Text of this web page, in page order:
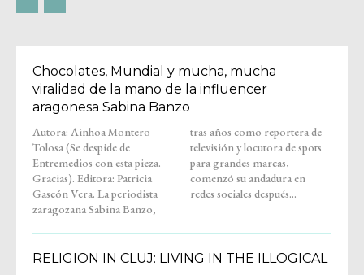
Chocolates, Mundial y mucha, mucha
viralidad de la mano de la influencer
aragonesa Sabina Banzo
Autora: Ainhoa Montero
Tolosa (Se despide de
Entremedios con esta pieza.
Gracias). Editora: Patricia
Gascón Vera. La periodista
zaragozana Sabina Banzo,
tras años como reportera de
televisión y locutora de spots
para grandes marcas,
comenzó su andadura en
redes sociales después...
RELIGION IN CLUJ: LIVING IN THE ILLOGICAL